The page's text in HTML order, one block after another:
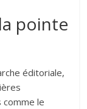
pointe
éditoriale,
comme le